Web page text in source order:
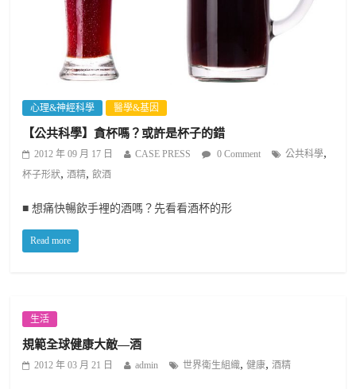
心理&神經科學 醫學&基因
【公共科學】貪杯嗎？或許是杯子的錯
2012 年 09 月 17 日 CASE PRESS 0 Comment 公共科學,
杯子形狀,酒精,飲酒
■ 想痛快暢飲手裡的酒嗎？先看看酒杯的形
Read more
生活
規範全球健康大敵—酒
2012 年 03 月 21 日 admin 世界衛生組織,健康,酒精